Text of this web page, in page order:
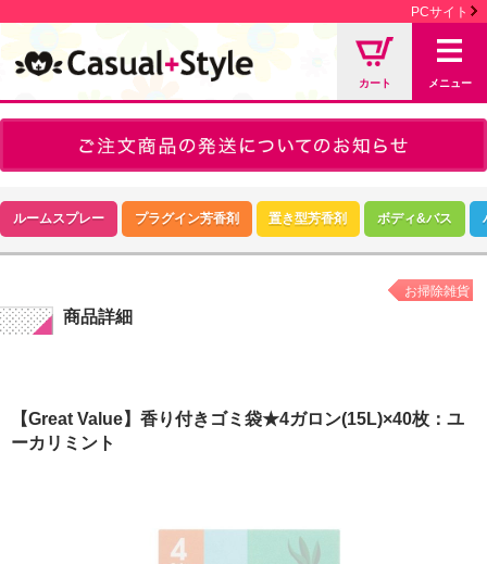
PCサイト
カート メニュー
ルームスプレー プラグイン芳香剤 置き型芳香剤 ボディ&バス
商品詳細
お掃除雑貨
【Great Value】香り付きゴミ袋★4ガロン(15L)×40枚：ユ
ーカリミント